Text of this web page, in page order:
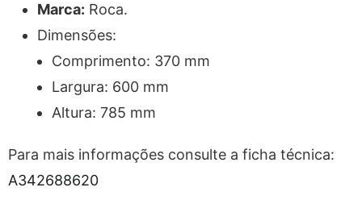
Marca: Roca.
Dimensões:
Comprimento: 370 mm
Largura: 600 mm
Altura: 785 mm
Para mais informações consulte a ficha técnica:
A342688620